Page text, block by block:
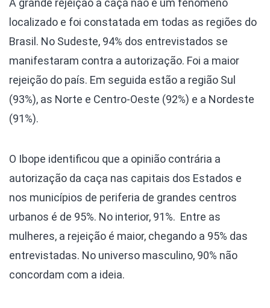
A grande rejeição à caça não é um fenômeno
localizado e foi constatada em todas as regiões do
Brasil. No Sudeste, 94% dos entrevistados se
manifestaram contra a autorização. Foi a maior
rejeição do país. Em seguida estão a região Sul
(93%), as Norte e Centro-Oeste (92%) e a Nordeste
(91%).
O Ibope identificou que a opinião contrária a
autorização da caça nas capitais dos Estados e
nos municípios de periferia de grandes centros
urbanos é de 95%. No interior, 91%. Entre as
mulheres, a rejeição é maior, chegando a 95% das
entrevistadas. No universo masculino, 90% não
concordam com a ideia.